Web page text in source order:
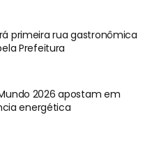
primeira rua gastronômica
Prefeitura
2026 apostam em
energética